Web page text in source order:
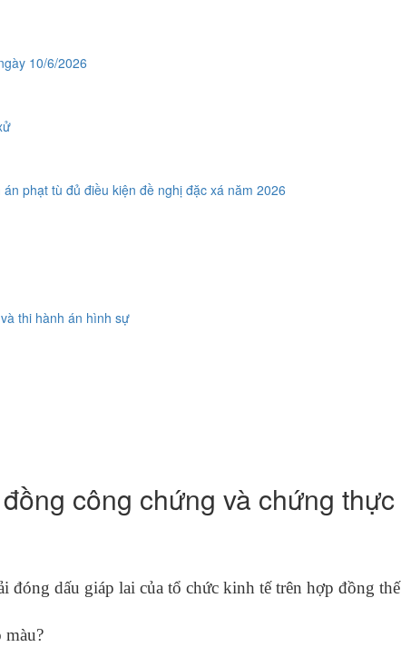
10/6/2026
phạt tù đủ điều kiện đề nghị đặc xá năm 2026
thi hành án hình sự
công chứng và chứng thực
dấu giáp lai của tổ chức kinh tế trên hợp đồng thế
màu?